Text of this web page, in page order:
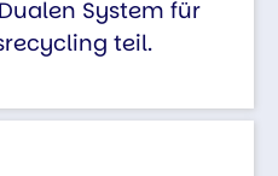
System für
teil.